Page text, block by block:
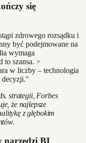
się
zdrowego rozsądku i
być podejmowane na
wymaga
to szansa. >
w liczby – technologia
decyzji."
strategii, Forbes
że najlepsze
z głębokim
narzędzi BI